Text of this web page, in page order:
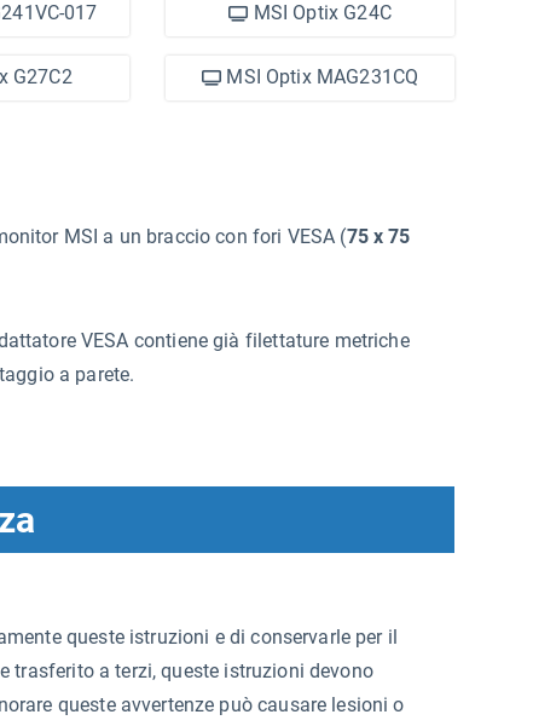
017 MSI Optix G24C
G27C2 MSI Optix MAG231CQ
MSI a un braccio con fori VESA (75 x 75
VESA contiene già filettature metriche
a parete.
queste istruzioni e di conservarle per il
trasferito a terzi, queste istruzioni devono
queste avvertenze può causare lesioni o